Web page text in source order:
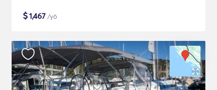
$1,467 /yö